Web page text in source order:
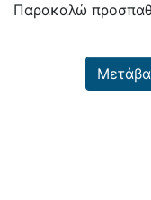
Παρακαλώ